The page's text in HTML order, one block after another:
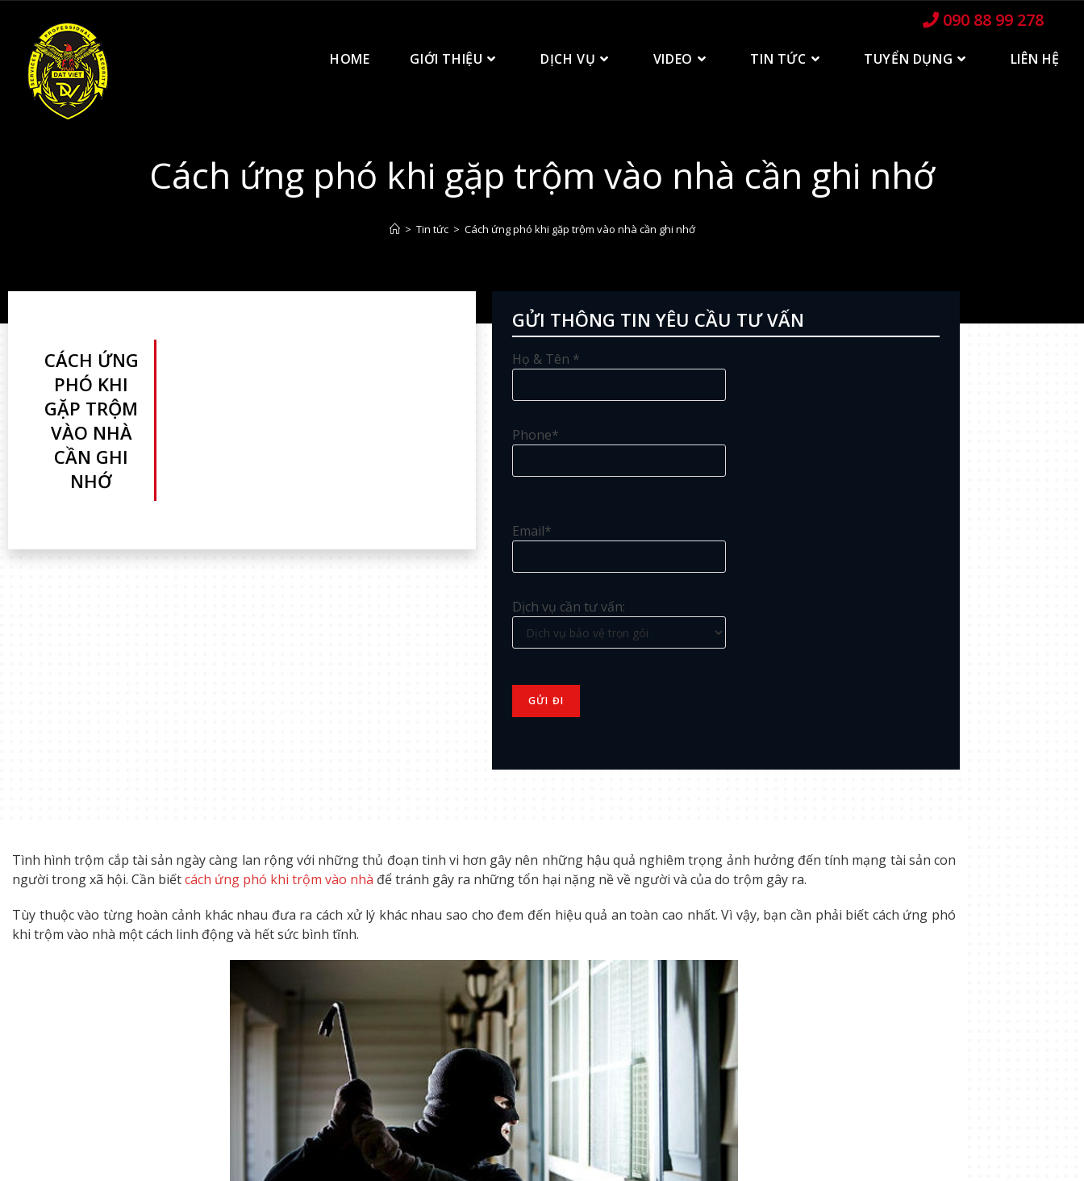
090 88 99 278
HOME GIỚI THIỆU DỊCH VỤ VIDEO TIN TỨC TUYỂN DỤNG LIÊN HỆ
Cách ứng phó khi gặp trộm vào nhà cần ghi nhớ
> Tin tức > Cách ứng phó khi gặp trộm vào nhà cần ghi nhớ
CÁCH ỨNG
PHÓ KHI
GẶP TRỘM
VÀO NHÀ
CẦN GHI
NHỚ
GỬI THÔNG TIN YÊU CẦU TƯ VẤN
Họ & Tên *
Phone*
Email*
Dịch vụ cần tư vấn:
Tình hình trộm cắp tài sản ngày càng lan rộng với những thủ đoạn tinh vi hơn gây nên những hậu quả nghiêm trọng ảnh hưởng đến tính mạng tài sản con
người trong xã hội. Cần biếtcách ứng phó khi trộm vào nhà để tránh gây ra những tổn hại nặng nề về người và của do trộm gây ra.
Tùy thuộc vào từng hoàn cảnh khác nhau đưa ra cách xử lý khác nhau sao cho đem đến hiệu quả an toàn cao nhất. Vì vậy, bạn cần phải biết cách ứng phó
khi trộm vào nhà một cách linh động và hết sức bình tĩnh.